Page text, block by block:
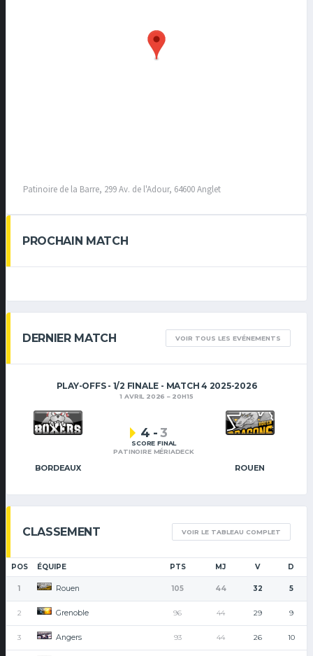
Patinoire de la Barre, 299 Av. de l'Adour, 64600 Anglet
PROCHAIN MATCH
DERNIER MATCH VOIR TOUS LES EVÉNEMENTS
PLAY-OFFS - 1/2 FINALE - MATCH 4 2025-2026
1 AVRIL 2026 20H15
BORDEAUX ROUEN
4 -3
SCORE FINAL
PATINOIRE MÉRIADECK
CLASSEMENT VOIR LE TABLEAU COMPLET
POS ÉQUIPE PTS MJ V D
1 Rouen 105 44 32 5
2 Grenoble 96 44 29 9
3 Angers 93 44 26 10